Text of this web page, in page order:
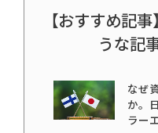
【おすすめ記
うな記
なぜ
か。
ラー